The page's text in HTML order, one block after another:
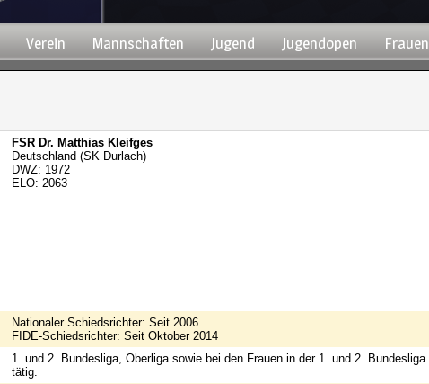
Verein Mannschaften Jugend Jugendopen Frauen
FSR Dr. Matthias Kleifges
Deutschland (SK Durlach)
DWZ: 1972
ELO: 2063
Nationaler Schiedsrichter: Seit 2006
FIDE-Schiedsrichter: Seit Oktober 2014
1. und 2. Bundesliga, Oberliga sowie bei den Frauen in der 1. und 2. Bundesliga
tätig.